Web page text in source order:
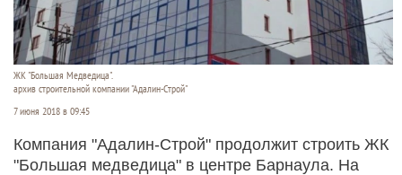
ЖК "Большая Медведица".
архив строительной компании "Адалин-Строй"
7 июня 2018 в 09:45
Компания "Адалин-Строй" продолжит строить ЖК
"Большая медведица" в центре Барнаула. На